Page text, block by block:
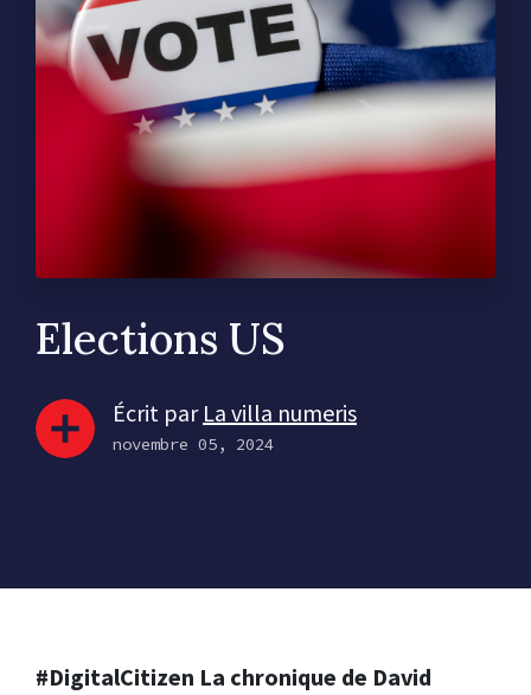
Elections US
Écrit par La villa numeris
novembre 05, 2024
#DigitalCitizen La chronique de David